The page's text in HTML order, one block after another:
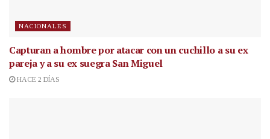
NACIONALES
Capturan a hombre por atacar con un cuchillo a su ex
pareja y a su ex suegra San Miguel
HACE 2 DÍAS